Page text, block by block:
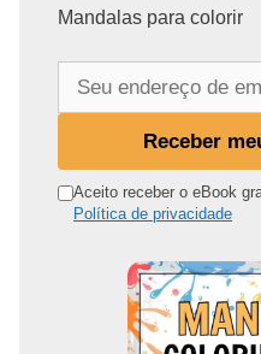
Mandalas para colorir
n
Receber
Aceito receber o eBook
Política de privacidade